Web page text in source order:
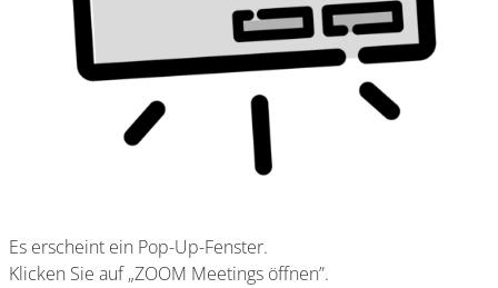
Es erscheint ein Pop-Up-Fenster.
Klicken Sie auf „ZOOM Meetings öffnen”.